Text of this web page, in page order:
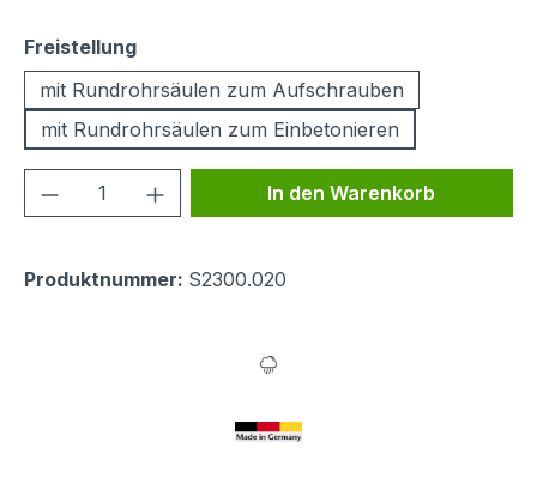
Freistellungauswählen
mit Rundrohrsäulen zum Aufschrauben
mit Rundrohrsäulen zum Einbetonieren
Produkt Anzahl: Gib denIn den Warenkorb
Produktnummer: S2300.020